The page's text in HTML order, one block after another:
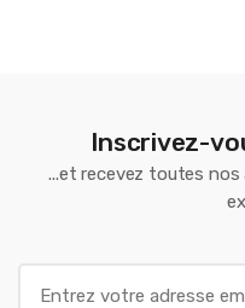
Inscrivez-
...et recevez toutes